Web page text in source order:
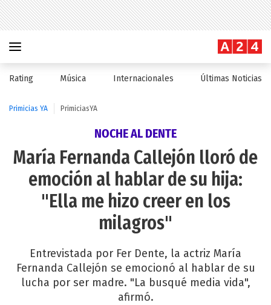
Rating Música Internacionales Últimas Noticias
Primicias YA PrimiciasYA
NOCHE AL DENTE
María Fernanda Callejón lloró de
emoción al hablar de su hija:
"Ella me hizo creer en los
milagros"
Entrevistada por Fer Dente, la actriz María
Fernanda Callejón se emocionó al hablar de su
lucha por ser madre. "La busqué media vida",
afirmó.